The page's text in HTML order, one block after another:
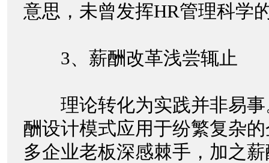
意思，未曾发挥HR管理科学
3、薪酬改革浅尝辄止
理论转化为实践并非易事
酬设计模式应用于纷繁复杂
多企业老板深感棘手，加之